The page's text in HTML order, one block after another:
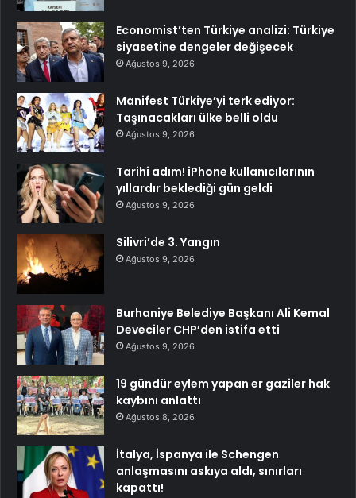
Economist’ten Türkiye analizi: Türkiye
siyasetine dengeler değişecek
Ağustos 9, 2026
Manifest Türkiye’yi terk ediyor:
Taşınacakları ülke belli oldu
Ağustos 9, 2026
Tarihi adım! iPhone kullanıcılarının
yıllardır beklediği gün geldi
Ağustos 9, 2026
Silivri’de 3. Yangın
Ağustos 9, 2026
Burhaniye Belediye Başkanı Ali Kemal
Deveciler CHP’den istifa etti
Ağustos 9, 2026
19 gündür eylem yapan er gaziler hak
kaybını anlattı
Ağustos 8, 2026
İtalya, İspanya ile Schengen
anlaşmasını askıya aldı, sınırları
kapattı!